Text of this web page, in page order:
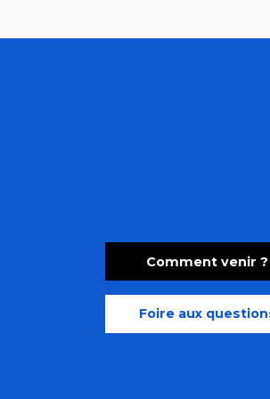
Comment venir ?
Foire aux